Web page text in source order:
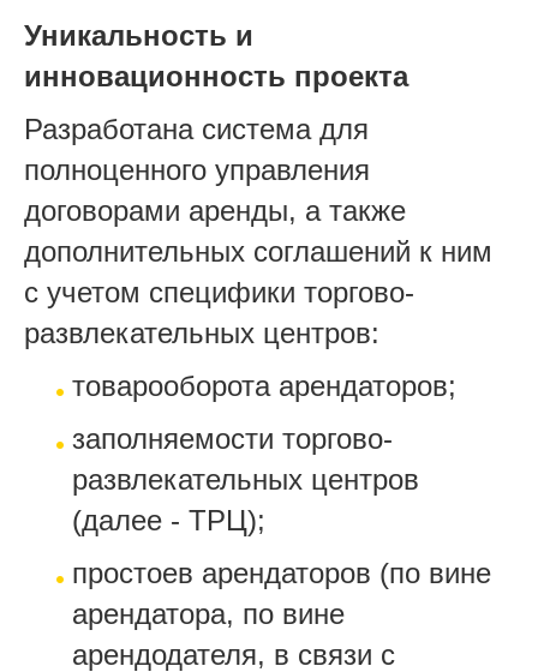
Уникальность и
инновационность проекта
Разработана система для
полноценного управления
договорами аренды, а также
дополнительных соглашений к ним
с учетом специфики торгово-
развлекательных центров:
товарооборота арендаторов;
заполняемости торгово-
развлекательных центров
(далее - ТРЦ);
простоев арендаторов (по вине
арендатора, по вине
арендодателя, в связи с